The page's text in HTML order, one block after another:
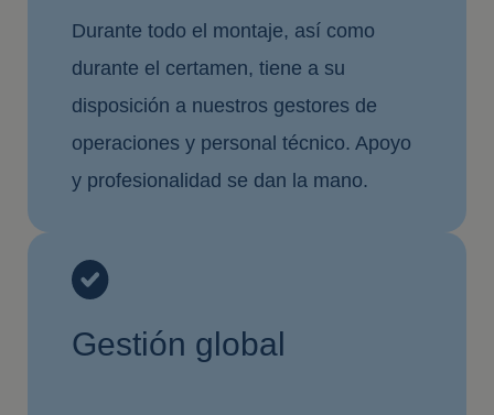
Durante todo el montaje, así como
durante el certamen, tiene a su
disposición a nuestros gestores de
operaciones y personal técnico. Apoyo
y profesionalidad se dan la mano.
Gestión global